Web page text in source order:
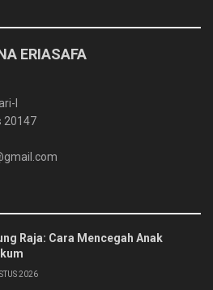
ERIASAFA
I
20147
Raja: Cara Mencegah Anak
2026